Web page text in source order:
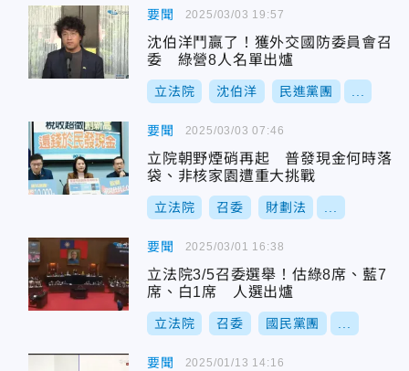
要聞
沈伯洋鬥贏了！獲外交國防委員會召
委 綠營8人名單出爐
立法院 沈伯洋 民進黨團
2025/03/03 19:57
要聞
立院朝野煙硝再起 普發現金何時落
袋、非核家園遭重大挑戰
立法院 召委 財劃法
2025/03/03 07:46
要聞
立法院3/5召委選舉！估綠8席、藍7
席、白1席 人選出爐
立法院 召委 國民黨團
2025/03/01 16:38
要聞 2025/01/13 14:16